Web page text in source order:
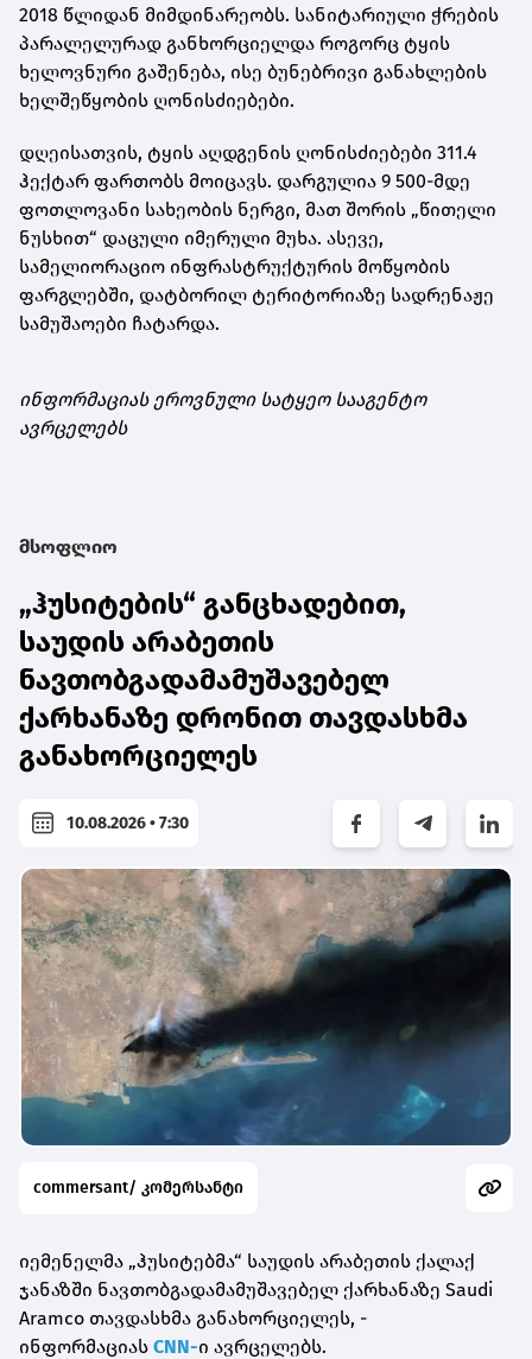
2018 წლიდან მიმდინარეობს. სანიტარიული ჭრების
პარალელურად განხორციელდა როგორც ტყის
ხელოვნური გაშენება, ისე ბუნებრივი განახლების
ხელშეწყობის ღონისძიებები.
დღეისათვის, ტყის აღდგენის ღონისძიებები 311.4
ჰექტარ ფართობს მოიცავს. დარგულია 9 500-მდე
ფოთლოვანი სახეობის ნერგი, მათ შორის „წითელი
ნუსხით“ დაცული იმერული მუხა. ასევე,
სამელიორაციო ინფრასტრუქტურის მოწყობის
ფარგლებში, დატბორილ ტერიტორიაზე სადრენაჟე
სამუშაოები ჩატარდა.
ინფორმაციას ეროვნული სატყეო სააგენტო
ავრცელებს
მსოფლიო
„ჰუსიტების“ განცხადებით,
საუდის არაბეთის
ნავთობგადამამუშავებელ
ქარხანაზე დრონით თავდასხმა
განახორციელეს
10.08.2026 • 7:30
commersant/ კომერსანტი
იემენელმა „ჰუსიტებმა“ საუდის არაბეთის ქალაქ
ჯანაზში ნავთობგადამამუშავებელ ქარხანაზე Saudi
Aramco თავდასხმა განახორციელეს, -
ინფორმაციას CNN-ი ავრცელებს.